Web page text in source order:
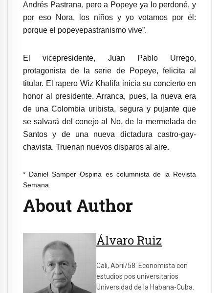
Andrés Pastrana, pero a Popeye ya lo perdoné, y
por eso Nora, los niños y yo votamos por él:
porque el popeyepastranismo vive”.
El vicepresidente, Juan Pablo Urrego,
protagonista de la serie de Popeye, felicita al
titular. El rapero Wiz Khalifa inicia su concierto en
honor al presidente. Arranca, pues, la nueva era
de una Colombia uribista, segura y pujante que
se salvará del conejo al No, de la mermelada de
Santos y de una nueva dictadura castro-gay-
chavista. Truenan nuevos disparos al aire.
* Daniel Samper Ospina es columnista de la Revista
Semana.
About Author
Álvaro Ruiz
Cali, Abril/58. Economista con
estudios pos universitarios
Universidad de la Habana-Cuba.